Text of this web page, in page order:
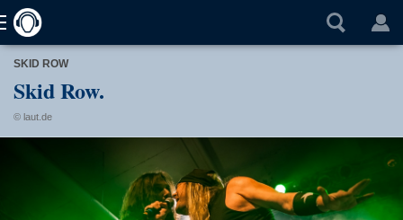
SKID ROW
Skid Row.
© laut.de